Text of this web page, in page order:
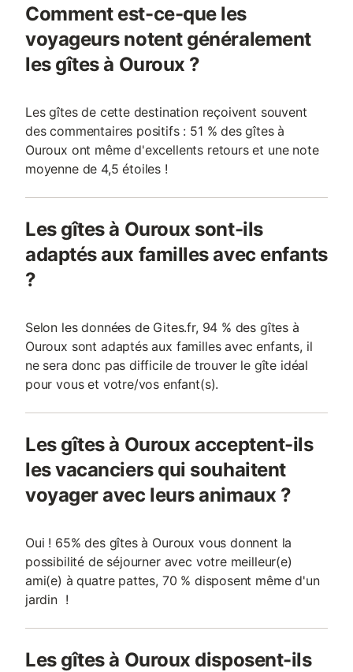
Comment est-ce-que les
voyageurs notent généralement
les gîtes à Ouroux ?
Les gîtes de cette destination reçoivent souvent
des commentaires positifs : 51 % des gîtes à
Ouroux ont même d'excellents retours et une note
moyenne de 4,5 étoiles !
Les gîtes à Ouroux sont-ils
adaptés aux familles avec enfants
?
Selon les données de Gites.fr, 94 % des gîtes à
Ouroux sont adaptés aux familles avec enfants, il
ne sera donc pas difficile de trouver le gîte idéal
pour vous et votre/vos enfant(s).
Les gîtes à Ouroux acceptent-ils
les vacanciers qui souhaitent
voyager avec leurs animaux ?
Oui ! 65% des gîtes à Ouroux vous donnent la
possibilité de séjourner avec votre meilleur(e)
ami(e) à quatre pattes, 70 % disposent même d'un
jardin !
Les gîtes à Ouroux disposent-ils